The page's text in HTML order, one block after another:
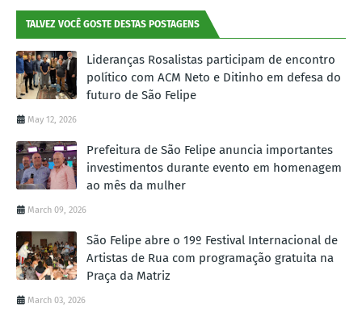
TALVEZ VOCÊ GOSTE DESTAS POSTAGENS
Lideranças Rosalistas participam de encontro
político com ACM Neto e Ditinho em defesa do
futuro de São Felipe
May 12, 2026
Prefeitura de São Felipe anuncia importantes
investimentos durante evento em homenagem
ao mês da mulher
March 09, 2026
São Felipe abre o 19º Festival Internacional de
Artistas de Rua com programação gratuita na
Praça da Matriz
March 03, 2026